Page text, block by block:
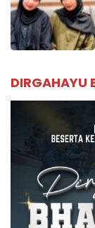
DIRGAHAYU